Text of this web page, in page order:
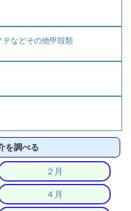
テなどその他甲殻類
を調べる
２月
４月